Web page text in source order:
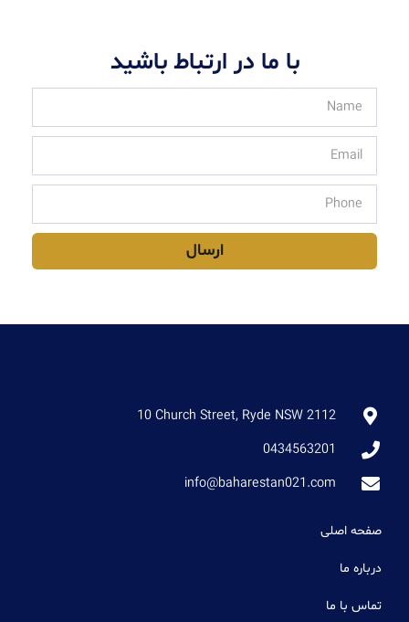
با ما در ارتباط باشید
ارسال
10 Church Street, Ryde NSW 2112
0434563201
info@baharestan021.com
صفحه اصلی
درباره ما
تماس با ما